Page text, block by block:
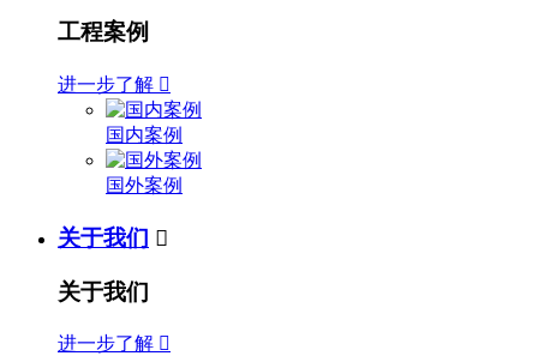
工程案例
进一步了解 
国内案例
国外案例
关于我们 
关于我们
进一步了解 